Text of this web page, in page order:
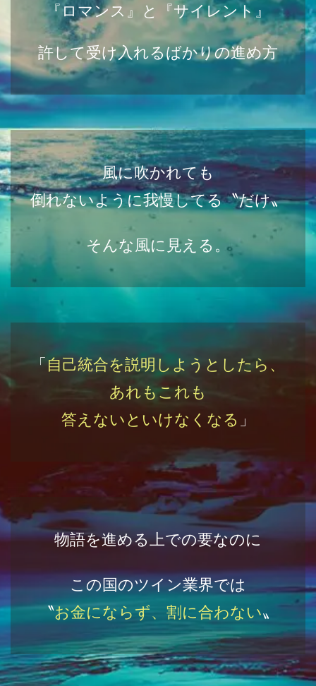
『ロマンス』と『サイレント』
許して受け入れるばかりの進め方
風に吹かれても
倒れないように我慢してる〝だけ〟
そんな風に見える。
「自己統合を説明しようとしたら、
あれもこれも
答えないといけなくなる 」
物語を進める上での要なのに
この国のツイン業界では
〝お金にならず、割に合わない〟